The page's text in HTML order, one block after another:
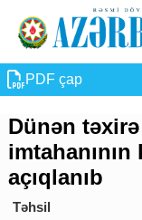
PDF çap
Dünən
açıqlanıb
Təhsil